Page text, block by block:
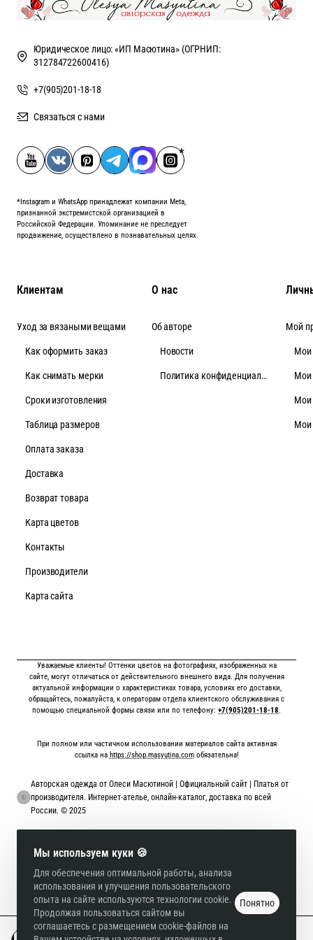
Мы используем куки 🍪
Для обеспечения оптимальной работы, анализа
использования и улучшения пользовательского
опыта на сайте используются технологии cookie.
Продолжая пользоваться сайтом вы
соглашаетесь с размещением cookie-файлов на
Понятно
Юридическое лицо: «ИП Масютина» (ОГРНИП:
312784722600416)
+7(905)201-18-18
Связаться с нами
*Instagram и WhatsApp принадлежат компании Meta,
признанной экстремистской организацией в
Российской Федерации. Упоминание не преследует
продвижение, осуществлено в познавательных целях.
Клиентам
Уход за вязаными вещами
Как оформить заказ
Как снимать мерки
Cроки изготовления
Таблица размеров
Оплата заказа
Доставка
Возврат товара
Карта цветов
Контакты
Производители
Карта сайта
О нас
Об авторе
Новости
Политика конфиденциальности
Мой
Мои
Мои
Мои
Мои
Уважаемые клиенты! Оттенки цветов на фотографиях, изображенных на
сайте, могут отличаться от действительного внешнего вида. Для получения
актуальной информации о характеристиках товара, условиях его доставки,
обращайтесь, пожалуйста, к операторам отдела клиентского обслуживания с
помощью специальной формы связи или по телефону: +7(905)201-18-18.
При полном или частичном использовании материалов сайта активная
ссылка на https://shop.masyutina.comобязательна!
Авторская одежда от Олеси Масютиной | Официальный сайт | Платья от
производителя. Интернет-ателье, онлайн-каталог, доставка по всей
России. © 2025
Онлайн оплата картой